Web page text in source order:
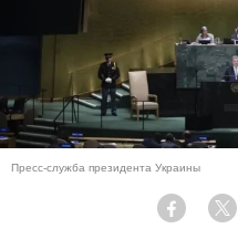
Пресс-служба президента Украины
Facebook